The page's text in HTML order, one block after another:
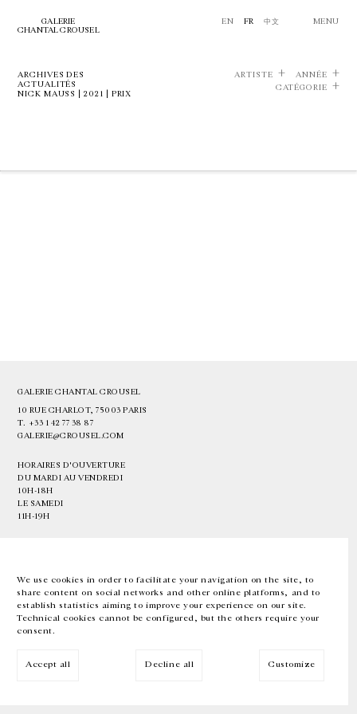
We use cookies in order to facilitate your navigation on the site, to
share content on social networks and other online platforms, and to
establish statistics aiming to improve your experience on our site.
Technical cookies cannot be configured, but the others require your
consent.
Accept all Decline all Customize
GALERIE
CHANTAL CROUSEL
EN FR 中文 MENU
ARCHIVES DES
ACTUALITÉS
NICK MAUSS | 2021 | PRIX
ARTISTE
ANNÉE
CATÉGORIE
GALERIE CHANTAL CROUSEL
10 RUE CHARLOT, 75003 PARIS
T. +33 1 42 77 38 87
GALERIE@CROUSEL.COM
HORAIRES D'OUVERTURE
DU MARDI AU VENDREDI
10H-18H
LE SAMEDI
11H-19H
EN FR 中文 Facebook Instagram
Inscrivez-vous à notre newsletter